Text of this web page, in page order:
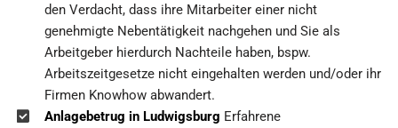
den Verdacht, dass ihre Mitarbeiter einer nicht
genehmigte Nebentätigkeit nachgehen und Sie als
Arbeitgeber hierdurch Nachteile haben, bspw.
Arbeitszeitgesetze nicht eingehalten werden und/oder ihr
Firmen Knowhow abwandert.
Anlagebetrug in Ludwigsburg Erfahrene